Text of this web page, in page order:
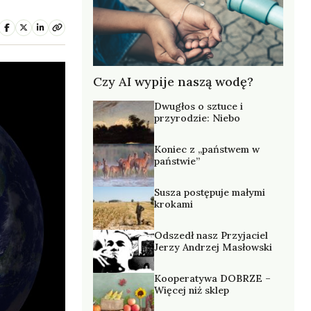
Czy AI wypije naszą wodę?
Dwugłos o sztuce i
przyrodzie: Niebo
Koniec z „państwem w
państwie”
Susza postępuje małymi
krokami
Odszedł nasz Przyjaciel
Jerzy Andrzej Masłowski
Kooperatywa DOBRZE –
Więcej niż sklep